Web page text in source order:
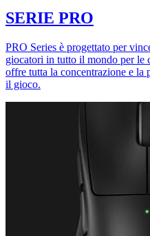
SERIE PRO
PRO Series è progettato per
giocatori in tutto il mondo per le
offre tutta la concentrazione e la
il gioco.